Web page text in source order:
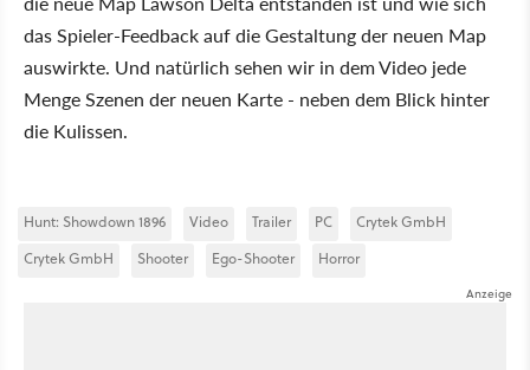
das Spieler-Feedback auf die Gestaltung der neuen Map
auswirkte. Und natürlich sehen wir in dem Video jede
Menge Szenen der neuen Karte - neben dem Blick hinter
die Kulissen.
Hunt: Showdown 1896 Video Trailer PC
Crytek GmbH
Crytek GmbH
Shooter Ego-Shooter Horror